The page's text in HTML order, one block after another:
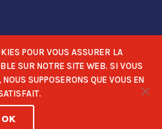
POUR VOUS ASSURER LA
SUR NOTRE SITE WEB. SI VOUS
SUPPOSERONS QUE VOUS EN
OK